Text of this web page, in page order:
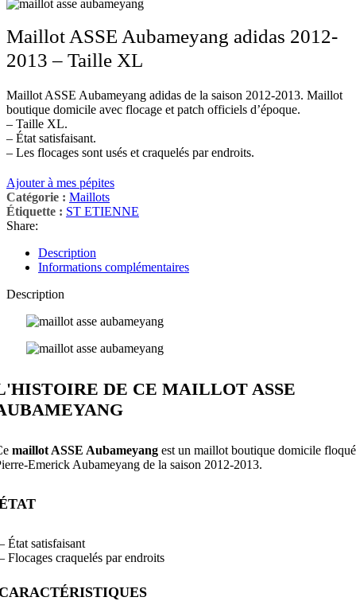
Maillot ASSE Aubameyang adidas 2012-
2013 – Taille XL
Maillot ASSE Aubameyang adidas de la saison 2012-2013. Maillot
boutique domicile avec flocage et patch officiels d’époque.
– Taille XL.
– État satisfaisant.
– Les flocages sont usés et craquelés par endroits.
Ajouter à mes pépites
Catégorie : Maillots
Étiquette : ST ETIENNE
Share:
Description
Informations complémentaires
Description
DE CE MAILLOT ASSE
maillot ASSE Aubameyang est un maillot boutique domicile floqué
Emerick Aubameyang de la saison 2012-2013.
État satisfaisant
Flocages craquelés par endroits